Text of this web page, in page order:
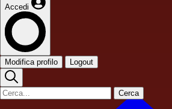
Accedi
Modifica profilo Logout
Cerca